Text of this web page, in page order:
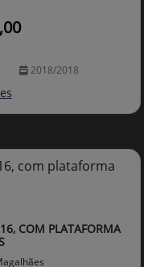
2018/2018
COM PLATAFORMA